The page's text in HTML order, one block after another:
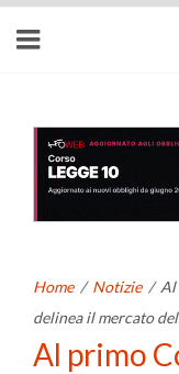
Home / Notizie / Al
delinea il mercato
Al primo